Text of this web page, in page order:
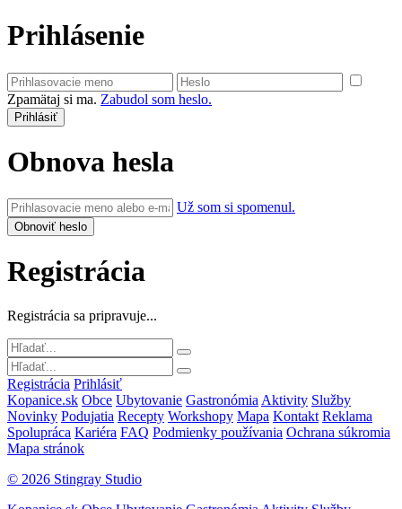
Prihlásenie
Zpamätaj si ma. Zabudol som heslo.
Obnova hesla
Už som si spomenul.
Registrácia
Registrácia sa pripravuje...
Registrácia Prihlásiť
Kopanice.sk Obce Ubytovanie Gastronómia Aktivity Služby
Novinky Podujatia Recepty Workshopy Mapa Kontakt Reklama
Spolupráca Kariéra FAQ Podmienky používania Ochrana súkromia
Mapa stránok
© 2026 Stingray Studio